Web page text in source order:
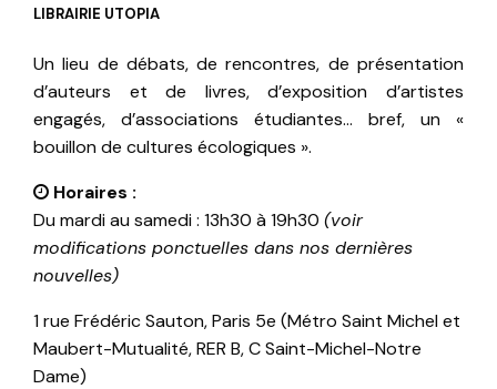
LIBRAIRIE UTOPIA
Un lieu de débats, de rencontres, de présentation
d’auteurs et de livres, d’exposition d’artistes
engagés, d’associations étudiantes… bref, un «
bouillon de cultures écologiques ».
Horaires :
Du mardi au samedi : 13h30 à 19h30 (voir
modifications ponctuelles dans nos dernières
nouvelles)
1 rue Frédéric Sauton, Paris 5e (Métro Saint Michel et
Maubert-Mutualité, RER B, C Saint-Michel-Notre
Dame)